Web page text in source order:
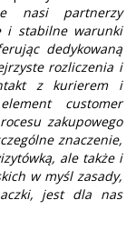
nasi partnerzy
i stabilne warunki
dedykowaną
rozliczenia i
z kurierem i
customer
zakupowego
znaczenie,
ale także i
w myśl zasady,
jest dla nas